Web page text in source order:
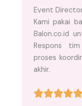
Event
Kami pakai
Balon.co.id
Respons
proses
akhir.